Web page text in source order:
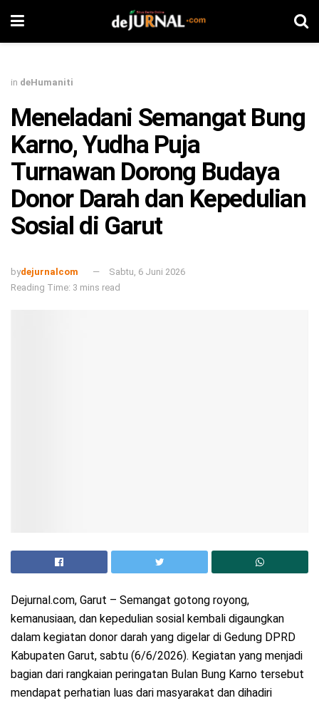
in deHumaniti
Meneladani Semangat Bung
Karno, Yudha Puja
Turnawan Dorong Budaya
Donor Darah dan Kepedulian
Sosial di Garut
bydejurnalcom
Sabtu, 6 Juni 2026
Reading Time: 3 mins read
Dejurnal.com, Garut – Semangat gotong royong,
kemanusiaan, dan kepedulian sosial kembali digaungkan
dalam kegiatan donor darah yang digelar di Gedung DPRD
Kabupaten Garut, sabtu (6/6/2026). Kegiatan yang menjadi
bagian dari rangkaian peringatan Bulan Bung Karno tersebut
mendapat perhatian luas dari masyarakat dan dihadiri